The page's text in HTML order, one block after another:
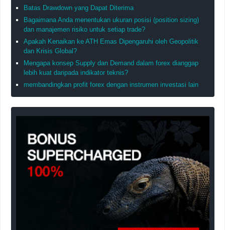
Batas Drawdown yang Dapat Diterima
Bagaimana Anda menentukan ukuran posisi (position sizing)
dan manajemen risiko untuk setiap trade?
Apakah Kenaikan ke ATH Emas Dipengaruhi oleh Geopolitik
dan Krisis Global?
Mengapa konsep Supply dan Demand dalam forex dianggap
lebih kuat daripada indikator teknis?
membandingkan profit forex dengan instrumen investasi lain